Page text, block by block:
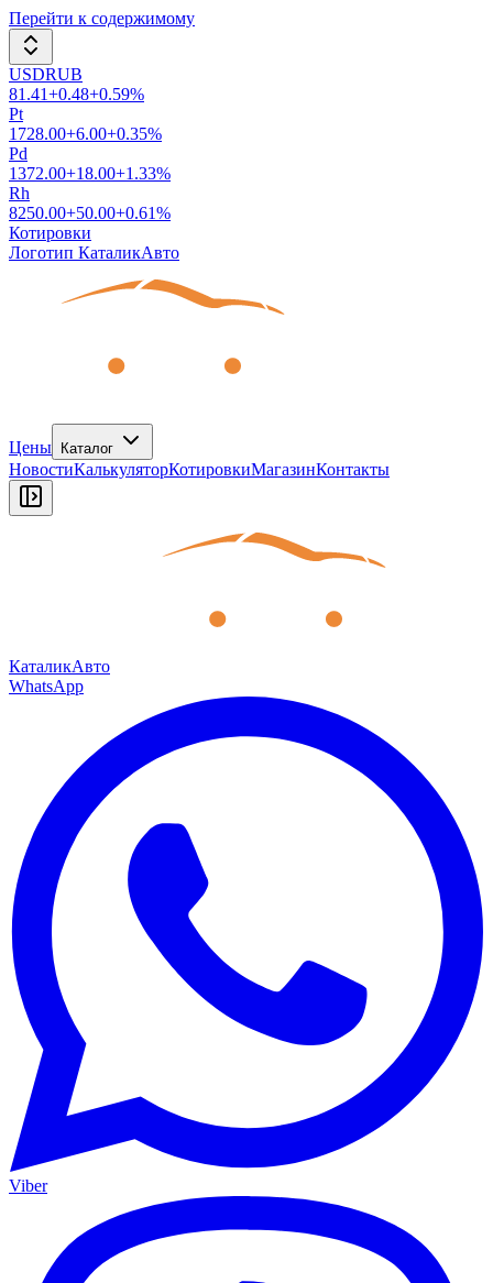
Перейти к содержимому
USDRUB
81.41+0.48+0.59%
Pt
1728.00+6.00+0.35%
Pd
1372.00+18.00+1.33%
Rh
8250.00+50.00+0.61%
Котировки
Логотип КаталикАвто
Цены Каталог
НовостиКалькуляторКотировкиМагазинКонтакты
КаталикАвто
WhatsApp
Viber